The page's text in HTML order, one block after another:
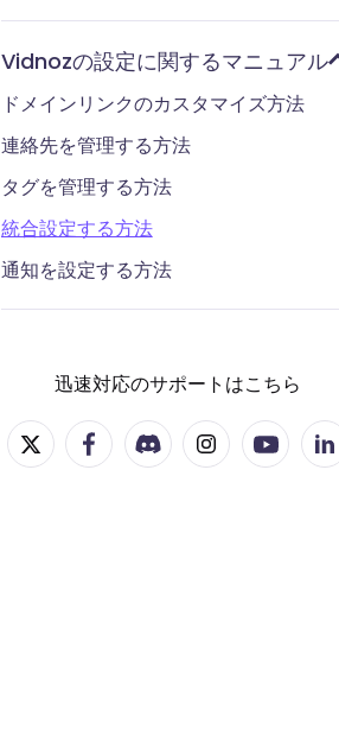
Vidnozの設定に関するマニュアル
ドメインリンクのカスタマイズ方法
連絡先を管理する方法
タグを管理する方法
統合設定する方法
通知を設定する方法
迅速対応のサポートはこちら